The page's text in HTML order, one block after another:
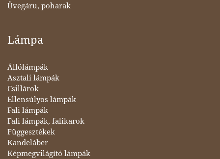
Üvegáru, poharak
Lámpa
Állólámpák
Asztali lámpák
Csillárok
Ellensúlyos lámpák
Fali lámpák
Fali lámpák, falikarok
Függesztékek
Kandeláber
Képmegvilágító lámpák